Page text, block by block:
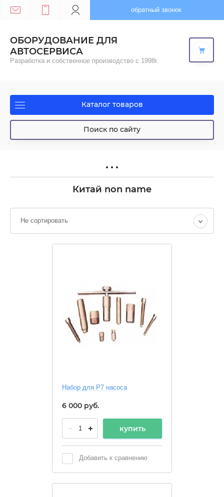
обратный звонок
ОБОРУДОВАНИЕ ДЛЯ
АВТОСЕРВИСА
Разработка и собственное производство с 1998г.
Каталог товаров
Поиск по сайту
Китай non name
Не сортировать
Набор для P7 насоса
6 000 руб.
купить
Добавить к сравнению